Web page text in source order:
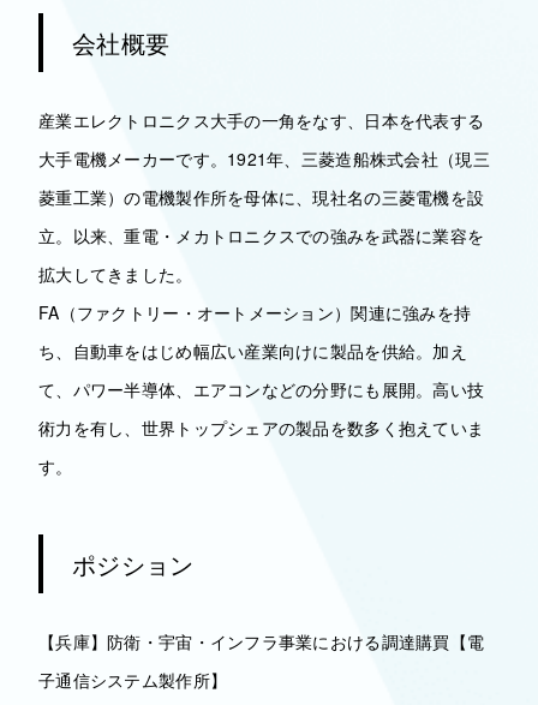
会社概要
産業エレクトロニクス大手の一角をなす、日本を代表する
大手電機メーカーです。1921年、三菱造船株式会社（現三
菱重工業）の電機製作所を母体に、現社名の三菱電機を設
立。以来、重電・メカトロニクスでの強みを武器に業容を
拡大してきました。
FA（ファクトリー・オートメーション）関連に強みを持
ち、自動車をはじめ幅広い産業向けに製品を供給。加え
て、パワー半導体、エアコンなどの分野にも展開。高い技
術力を有し、世界トップシェアの製品を数多く抱えていま
す。
ポジション
【兵庫】防衛・宇宙・インフラ事業における調達購買【電
子通信システム製作所】